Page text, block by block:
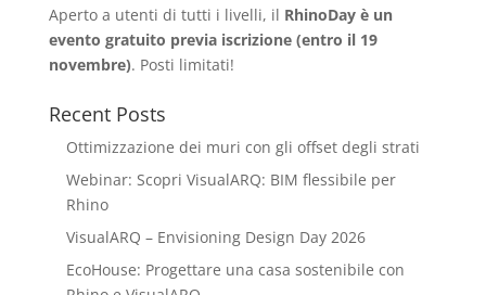
Aperto a utenti di tutti i livelli, il RhinoDay è un
evento gratuito previa iscrizione (entro il 19
novembre). Posti limitati!
Recent Posts
Ottimizzazione dei muri con gli offset degli strati
Webinar: Scopri VisualARQ: BIM flessibile per
Rhino
VisualARQ – Envisioning Design Day 2026
EcoHouse: Progettare una casa sostenibile con